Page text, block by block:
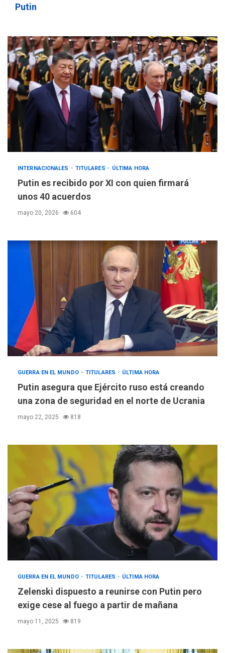
Putin
INTERNACIONALES TITULARES ÚLTIMA HORA
Putin es recibido por XI con quien firmará
unos 40 acuerdos
mayo 20, 2026 604
GUERRA EN EL MUNDO TITULARES ÚLTIMA HORA
Putin asegura que Ejército ruso está creando
una zona de seguridad en el norte de Ucrania
mayo 22, 2025 818
GUERRA EN EL MUNDO TITULARES ÚLTIMA HORA
Zelenski dispuesto a reunirse con Putin pero
exige cese al fuego a partir de mañana
mayo 11, 2025 819